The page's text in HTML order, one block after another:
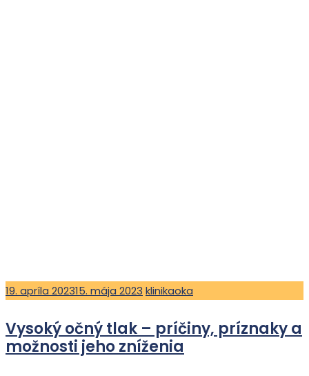
Posted
19. apríla 202315. mája 2023 Author
klinikaoka
Vysoký očný tlak – príčiny, príznaky a
možnosti jeho zníženia